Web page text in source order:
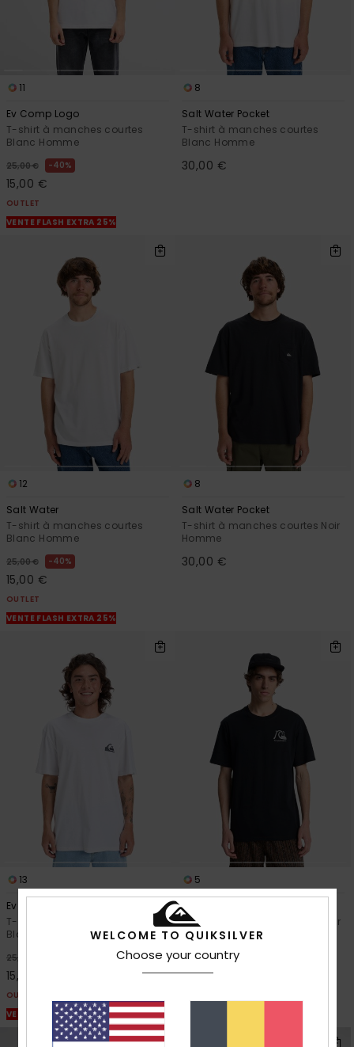
11
Ev Comp Logo
T-shirt à manches courtes
Blanc Homme
25,00 € 40%
15,00 €
OUTLET
VENTE FLASH EXTRA 25%
8
Salt Water Pocket
T-shirt à manches courtes
Blanc Homme
30,00 €
12
Salt Water
T-shirt à manches courtes
Blanc Homme
25,00 € 40%
15,00 €
OUTLET
VENTE FLASH EXTRA 25%
8
Salt Water Pocket
T-shirt à manches courtes Noir
Homme
30,00 €
13
Ev Mini Logo
T-shirt à manches courtes
Blanc Homme
25,00 €
15,00 €
OUTLET
VENTE FLASH EXTRA 25%
5
Evo Original
T-Shirt à manches courtes Noir
Homme
30,00 €
WELCOME TO QUIKSILVER
Choose your country